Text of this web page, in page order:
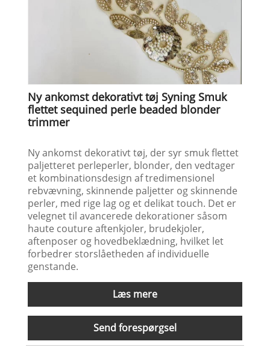
Ny ankomst dekorativt tøj Syning Smuk
flettet sequined perle beaded blonder
trimmer
Ny ankomst dekorativt tøj, der syr smuk flettet
paljetteret perleperler, blonder, den vedtager
et kombinationsdesign af tredimensionel
rebvævning, skinnende paljetter og skinnende
perler, med rige lag og et delikat touch. Det er
velegnet til avancerede dekorationer såsom
haute couture aftenkjoler, brudekjoler,
aftenposer og hovedbeklædning, hvilket let
forbedrer storslåetheden af ​​individuelle
genstande.
Læs mere
Send forespørgsel